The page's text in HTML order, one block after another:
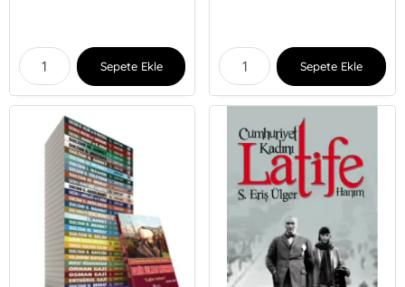
Sepete Ekle Sepete Ekle